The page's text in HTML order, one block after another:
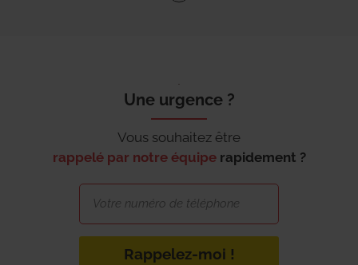
Une urgence ?
Vous souhaitez être
rappelé par notre équipe rapidement ?
Rappelez-moi !